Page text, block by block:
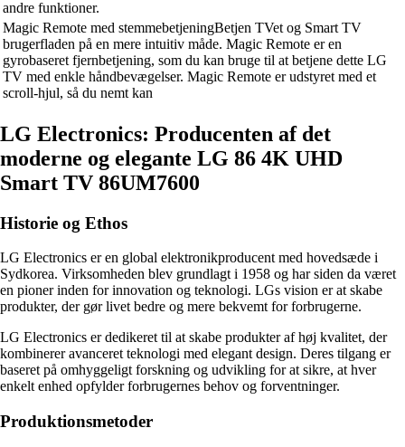
andre funktioner.
Magic Remote med stemmebetjeningBetjen TVet og Smart TV
brugerfladen på en mere intuitiv måde. Magic Remote er en
gyrobaseret fjernbetjening, som du kan bruge til at betjene dette LG
TV med enkle håndbevægelser. Magic Remote er udstyret med et
scroll-hjul, så du nemt kan
LG Electronics: Producenten af det
moderne og elegante LG 86 4K UHD
Smart TV 86UM7600
Historie og Ethos
LG Electronics er en global elektronikproducent med hovedsæde i
Sydkorea. Virksomheden blev grundlagt i 1958 og har siden da været
en pioner inden for innovation og teknologi. LGs vision er at skabe
produkter, der gør livet bedre og mere bekvemt for forbrugerne.
LG Electronics er dedikeret til at skabe produkter af høj kvalitet, der
kombinerer avanceret teknologi med elegant design. Deres tilgang er
baseret på omhyggeligt forskning og udvikling for at sikre, at hver
enkelt enhed opfylder forbrugernes behov og forventninger.
Produktionsmetoder